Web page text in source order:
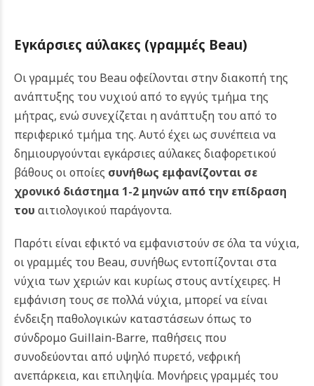
Εγκάρσιες αύλακες (γραμμές Beau)
Οι γραμμές του Beau οφείλονται στην διακοπή της
ανάπτυξης του νυχιού από το εγγύς τμήμα της
μήτρας, ενώ συνεχίζεται η ανάπτυξη του από το
περιφερικό τμήμα της. Αυτό έχει ως συνέπεια να
δημιουργούνται εγκάρσιες αύλακες διαφορετικού
βάθους οι οποίες συνήθως εμφανίζονται σε
χρονικό διάστημα 1-2 μηνών από την επίδραση
του αιτιολογικού παράγοντα.
Παρότι είναι εφικτό να εμφανιστούν σε όλα τα νύχια,
οι γραμμές του Beau, συνήθως εντοπίζονται στα
νύχια των χεριών και κυρίως στους αντίχειρες. Η
εμφάνιση τους σε πολλά νύχια, μπορεί να είναι
ένδειξη παθολογικών καταστάσεων όπως το
σύνδρομο Guillain-Barre, παθήσεις που
συνοδεύονται από υψηλό πυρετό, νεφρική
ανεπάρκεια, και επιληψία. Μονήρεις γραμμές του